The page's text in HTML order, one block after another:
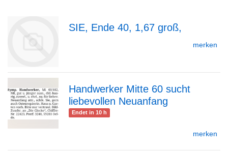
zur
SIE, Ende 40, 1,67 groß,
merken
zur
Handwerker Mitte 60 sucht
liebevollen Neuanfang
Endet in 10 h
merken